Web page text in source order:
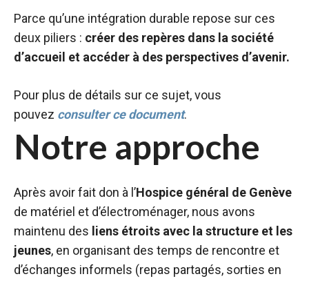
Parce qu’une intégration durable repose sur ces
deux piliers : créer des repères dans la société
d’accueil et accéder à des perspectives d’avenir.
Pour plus de détails sur ce sujet, vous
pouvez consulter ce document.
Notre approche
Après avoir fait don à l’Hospice général de Genève
de matériel et d’électroménager, nous avons
maintenu des liens étroits avec la structure et les
jeunes, en organisant des temps de rencontre et
d’échanges informels (repas partagés, sorties en